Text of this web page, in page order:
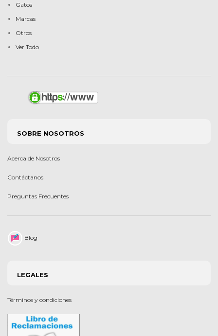
Gatos
Marcas
Otros
Ver Todo
SOBRE NOSOTROS
Acerca de Nosotros
Contáctanos
Preguntas Frecuentes
Blog
LEGALES
Términos y condiciones